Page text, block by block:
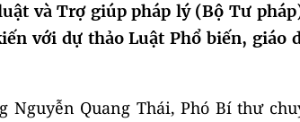
và Trợ giúp pháp lý (Bộ Tư
với dự thảo Luật Phổ biến, giáo
Nguyễn Quang Thái, Phó Bí thư